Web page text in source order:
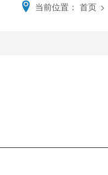
当前位置： 首页 >